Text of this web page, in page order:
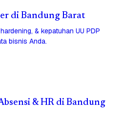
di Bandung Barat
& kepatuhan UU PDP
bisnis Anda.
& HR di Bandung